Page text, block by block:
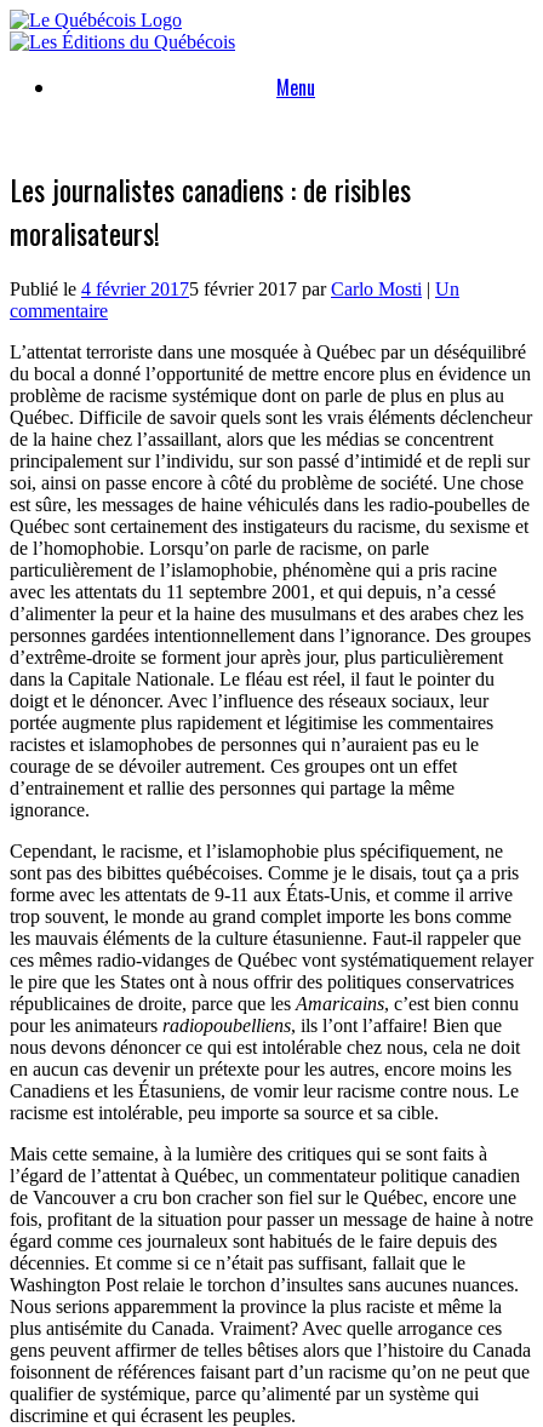
Skip
to
Menu
Les journalistes canadiens : de risibles
moralisateurs!
Publié le 4 février 20175 février 2017 parCarlo Mosti | Un
commentaire
L’attentat terroriste dans une mosquée à Québec par un déséquilibré
du bocal a donné l’opportunité de mettre encore plus en évidence un
problème de racisme systémique dont on parle de plus en plus au
Québec. Difficile de savoir quels sont les vrais éléments déclencheur
de la haine chez l’assaillant, alors que les médias se concentrent
principalement sur l’individu, sur son passé d’intimidé et de repli sur
soi, ainsi on passe encore à côté du problème de société. Une chose
est sûre, les messages de haine véhiculés dans les radio-poubelles de
Québec sont certainement des instigateurs du racisme, du sexisme et
de l’homophobie. Lorsqu’on parle de racisme, on parle
particulièrement de l’islamophobie, phénomène qui a pris racine
avec les attentats du 11 septembre 2001, et qui depuis, n’a cessé
d’alimenter la peur et la haine des musulmans et des arabes chez les
personnes gardées intentionnellement dans l’ignorance. Des groupes
d’extrême-droite se forment jour après jour, plus particulièrement
dans la Capitale Nationale. Le fléau est réel, il faut le pointer du
doigt et le dénoncer. Avec l’influence des réseaux sociaux, leur
portée augmente plus rapidement et légitimise les commentaires
racistes et islamophobes de personnes qui n’auraient pas eu le
courage de se dévoiler autrement. Ces groupes ont un effet
d’entrainement et rallie des personnes qui partage la même
ignorance.
Cependant, le racisme, et l’islamophobie plus spécifiquement, ne
sont pas des bibittes québécoises. Comme je le disais, tout ça a pris
forme avec les attentats de 9-11 aux États-Unis, et comme il arrive
trop souvent, le monde au grand complet importe les bons comme
les mauvais éléments de la culture étasunienne. Faut-il rappeler que
ces mêmes radio-vidanges de Québec vont systématiquement relayer
le pire que les States ont à nous offrir des politiques conservatrices
républicaines de droite, parce que les Amaricains, c’est bien connu
pour les animateurs radiopoubelliens, ils l’ont l’affaire! Bien que
nous devons dénoncer ce qui est intolérable chez nous, cela ne doit
en aucun cas devenir un prétexte pour les autres, encore moins les
Canadiens et les Étasuniens, de vomir leur racisme contre nous. Le
racisme est intolérable, peu importe sa source et sa cible.
Mais cette semaine, à la lumière des critiques qui se sont faits à
l’égard de l’attentat à Québec, un commentateur politique canadien
de Vancouver a cru bon cracher son fiel sur le Québec, encore une
fois, profitant de la situation pour passer un message de haine à notre
égard comme ces journaleux sont habitués de le faire depuis des
décennies. Et comme si ce n’était pas suffisant, fallait que le
Washington Post relaie le torchon d’insultes sans aucunes nuances.
Nous serions apparemment la province la plus raciste et même la
plus antisémite du Canada. Vraiment? Avec quelle arrogance ces
gens peuvent affirmer de telles bêtises alors que l’histoire du Canada
foisonnent de références faisant part d’un racisme qu’on ne peut que
qualifier de systémique, parce qu’alimenté par un système qui
discrimine et qui écrasent les peuples.